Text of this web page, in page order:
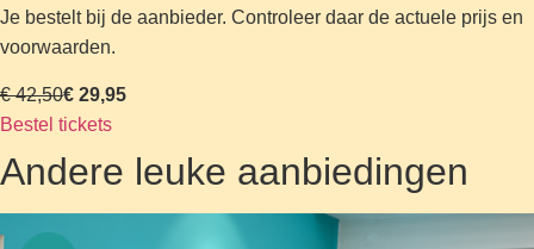
Je bestelt bij de aanbieder. Controleer daar de actuele prijs en
voorwaarden.
€ 42,50€ 29,95
Bestel tickets
Andere leuke aanbiedingen